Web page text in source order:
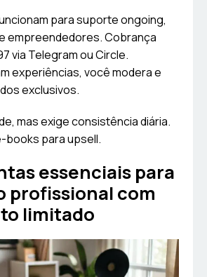
para suporte ongoing,
empreendedores. Cobrança
via Telegram ou Circle.
experiências, você modera e
exclusivos.
mas exige consistência diária.
books para upsell.
essenciais para
profissional com
limitado